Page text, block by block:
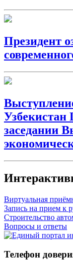
Президент
заседании
Виртуальная
Запись на прием к
Строительство
Вопросы и ответы
Телефон